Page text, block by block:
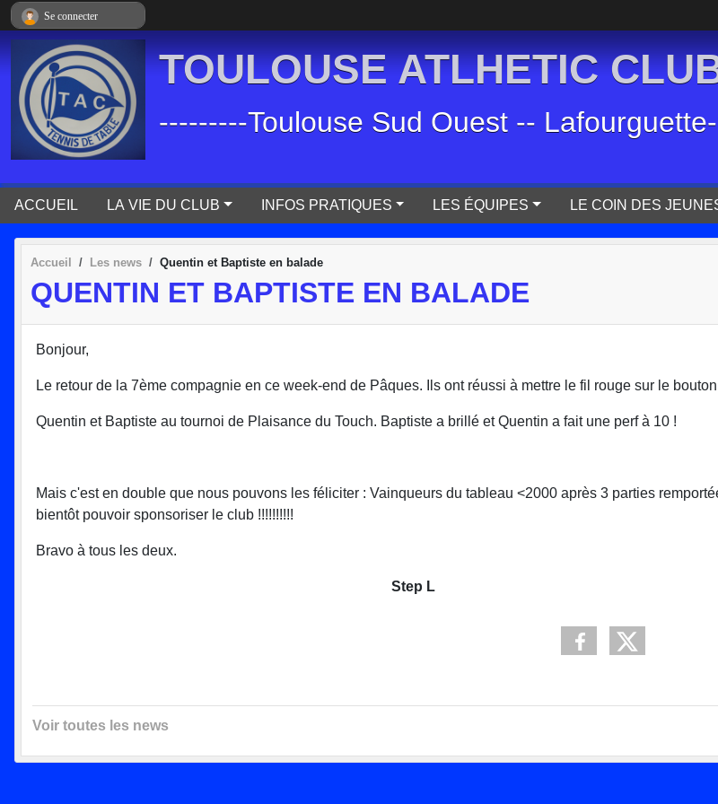
TOULOUSE ATLHETIC
---------Toulouse Sud Ouest --
ACCUEIL LA VIE DU CLUB INFOS PRATIQUES LES ÉQUIPES LE COIN DES
Accueil Les news Quentin et Baptiste en balade
QUENTIN ET BAPTISTE EN BALADE
Bonjour,
Le retour de la 7ème compagnie en ce week-end de Pâques. Ils ont réussi à mettre le fil rouge sur le
Quentin et Baptiste au tournoi de Plaisance du Touch. Baptiste a brillé et Quentin a fait une perf à 10 !
Mais c'est en double que nous pouvons les féliciter : Vainqueurs du tableau <2000 après 3 parties
bientôt pouvoir sponsoriser le club !!!!!!!!!!
Bravo à tous les deux.
Step L
Voir toutes les news
Se connecter
Panneau de gestion des cookies